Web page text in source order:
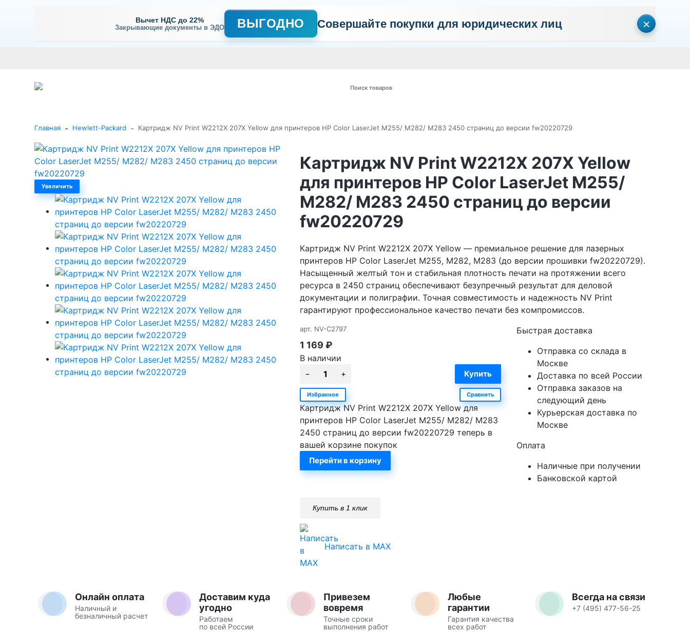
Вычет НДС до 22%
Закрывающие документы в ЭДО ВЫГОДНО Совершайте покупки для юридических лиц ×
Главная - Hewlett-Packard - Картридж NV Print W2212X 207X Yellow для принтеров HP Color LaserJet M255/ M282/ M283 2450 страниц до версии fw20220729
Увеличить
Картридж NV Print W2212X 207X Yellow
для принтеров HP Color LaserJet M255/
M282/ M283 2450 страниц до версии
fw20220729
Картридж NV Print W2212X 207X Yellow — премиальное решение для лазерных
принтеров HP Color LaserJet M255, M282, M283 (до версии прошивки fw20220729).
Насыщенный желтый тон и стабильная плотность печати на протяжении всего
ресурса в 2450 страниц обеспечивают безупречный результат для деловой
документации и полиграфии. Точная совместимость и надежность NV Print
гарантируют профессиональное качество печати без компромиссов.
арт. NV-C2797
1 169 ₽
В наличии
Избранное Сравнить
Картридж NV Print W2212X 207X Yellow для
принтеров HP Color LaserJet M255/ M282/ M283
2450 страниц до версии fw20220729 теперь в
вашей корзине покупок
Перейти в корзину
Быстрая доставка
Отправка со склада в
Москве
Доставка по всей России
Отправка заказов на
следующий день
Курьерская доставка по
Москве
Оплата
Наличные при получении
Банковской картой
Купить в 1 клик
Написать в MAX
Онлайн оплата
Наличный и
безналичный расчет
Доставим куда
угодно
Работаем
по всей России
Привезем
вовремя
Точные сроки
выполнения работ
Любые
гарантии
Гарантия качества
всех работ
Всегда на связи
+7 (495) 477-56-25